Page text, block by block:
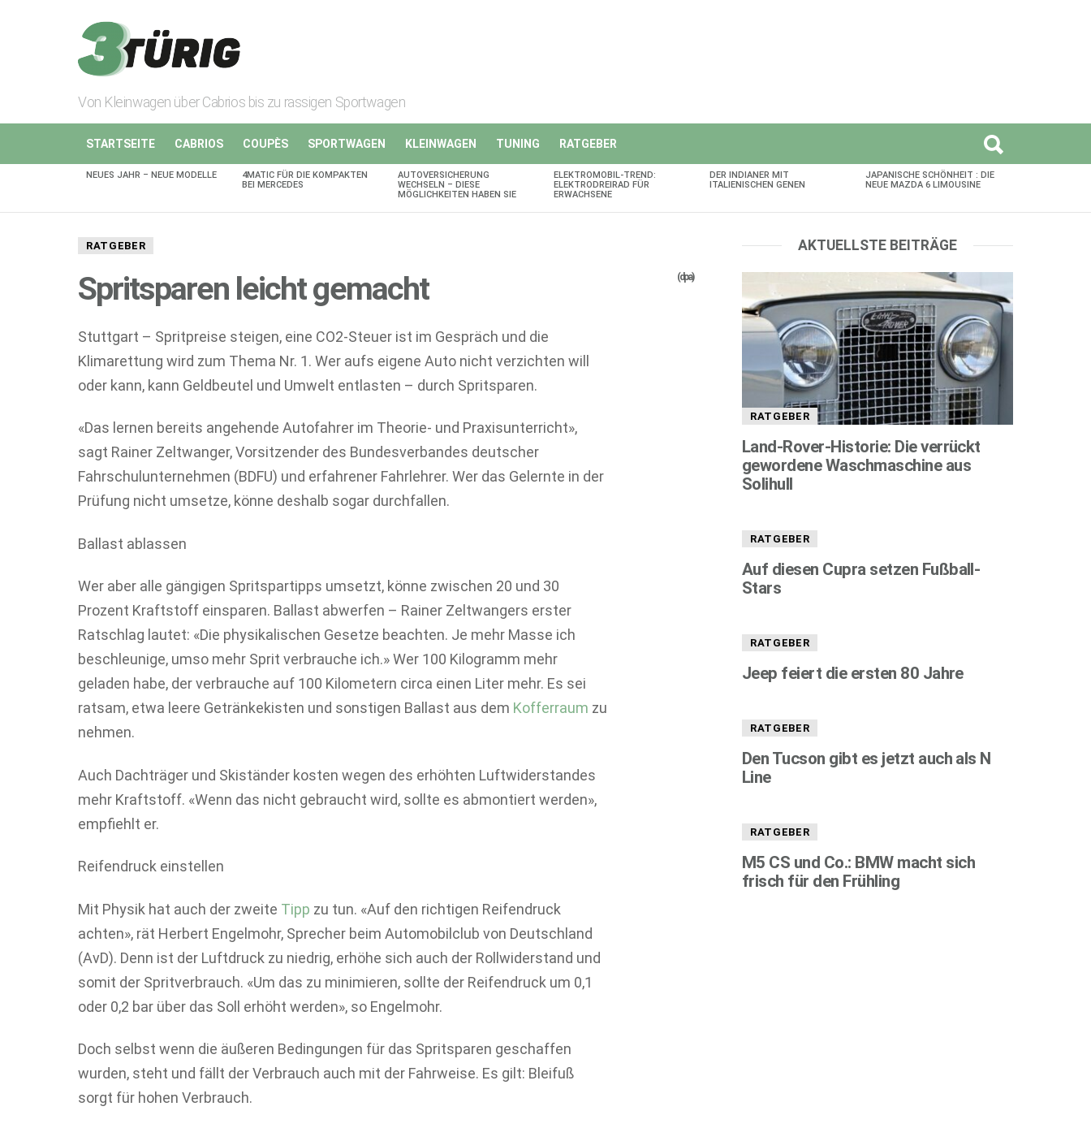
Von Kleinwagen über Cabrios bis zu rassigen Sportwagen
STARTSEITE CABRIOS COUPÈS SPORTWAGEN KLEINWAGEN TUNING RATGEBER
AKTUELLES
NEUES JAHR – NEUE MODELLE
4MATIC FÜR DIE KOMPAKTEN
BEI MERCEDES
AUTOVERSICHERUNG
WECHSELN – DIESE
MÖGLICHKEITEN HABEN SIE
ELEKTROMOBIL-TREND:
ELEKTRODREIRAD FÜR
ERWACHSENE
DER INDIANER MIT
ITALIENISCHEN GENEN
JAPANISCHE SCHÖNHEIT : DIE
NEUE MAZDA 6 LIMOUSINE
RATGEBER
Spritsparen leicht gemacht (dpa)
Stuttgart – Spritpreise steigen, eine CO2-Steuer ist im Gespräch und die
Klimarettung wird zum Thema Nr. 1. Wer aufs eigene Auto nicht verzichten will
oder kann, kann Geldbeutel und Umwelt entlasten – durch Spritsparen.
«Das lernen bereits angehende Autofahrer im Theorie- und Praxisunterricht»,
sagt Rainer Zeltwanger, Vorsitzender des Bundesverbandes deutscher
Fahrschulunternehmen (BDFU) und erfahrener Fahrlehrer. Wer das Gelernte in der
Prüfung nicht umsetze, könne deshalb sogar durchfallen.
Ballast ablassen
Wer aber alle gängigen Spritspartipps umsetzt, könne zwischen 20 und 30
Prozent Kraftstoff einsparen. Ballast abwerfen – Rainer Zeltwangers erster
Ratschlag lautet: «Die physikalischen Gesetze beachten. Je mehr Masse ich
beschleunige, umso mehr Sprit verbrauche ich.» Wer 100 Kilogramm mehr
geladen habe, der verbrauche auf 100 Kilometern circa einen Liter mehr. Es sei
ratsam, etwa leere Getränkekisten und sonstigen Ballast aus dem Kofferraum zu
nehmen.
Auch Dachträger und Skiständer kosten wegen des erhöhten Luftwiderstandes
mehr Kraftstoff. «Wenn das nicht gebraucht wird, sollte es abmontiert werden»,
empfiehlt er.
Reifendruck einstellen
Mit Physik hat auch der zweite Tipp zu tun. «Auf den richtigen Reifendruck
achten», rät Herbert Engelmohr, Sprecher beim Automobilclub von Deutschland
(AvD). Denn ist der Luftdruck zu niedrig, erhöhe sich auch der Rollwiderstand und
somit der Spritverbrauch. «Um das zu minimieren, sollte der Reifendruck um 0,1
oder 0,2 bar über das Soll erhöht werden», so Engelmohr.
Doch selbst wenn die äußeren Bedingungen für das Spritsparen geschaffen
wurden, steht und fällt der Verbrauch auch mit der Fahrweise. Es gilt: Bleifuß
sorgt für hohen Verbrauch.
AKTUELLSTE BEITRÄGE
RATGEBER
Land-Rover-Historie: Die verrückt
gewordene Waschmaschine aus
Solihull
RATGEBER
Auf diesen Cupra setzen Fußball-
Stars
RATGEBER
Jeep feiert die ersten 80 Jahre
RATGEBER
Den Tucson gibt es jetzt auch als N
Line
RATGEBER
M5 CS und Co.: BMW macht sich
frisch für den Frühling